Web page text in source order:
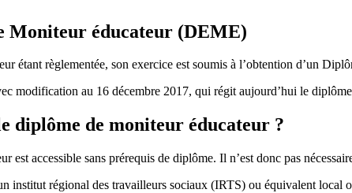
Moniteur éducateur (DEME)
étant règlementée, son exercice est soumis à l’obtention d’un
modification au 16 décembre 2017, qui régit aujourd’hui le
diplôme de moniteur éducateur ?
est accessible sans prérequis de diplôme. Il n’est donc pas
institut régional des travailleurs sociaux (IRTS) ou équivalent local